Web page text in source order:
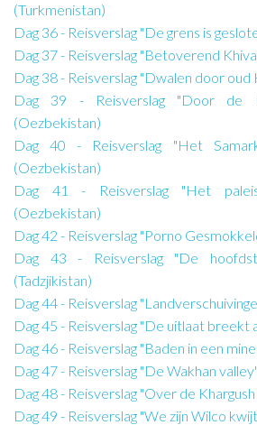
(Turkmenistan)
Dag 36 - Reisverslag "De grens is
Dag 37 - Reisverslag "Betoverend
Dag 38 - Reisverslag "Dwalen door oud
Dag 39 - Reisverslag "Door de
(Oezbekistan)
Dag 40 - Reisverslag "Het
(Oezbekistan)
Dag 41 - Reisverslag "Het
(Oezbekistan)
Dag 42 - Reisverslag "Porno
Dag 43 - Reisverslag "De
(Tadzjikistan)
Dag 44 - Reisverslag
Dag 45 - Reisverslag "De uitlaat breekt
Dag 46 - Reisverslag "Baden in een
Dag 47 - Reisverslag "De Wakhan
Dag 48 - Reisverslag "Over de
Dag 49 - Reisverslag "We zijn Wilco